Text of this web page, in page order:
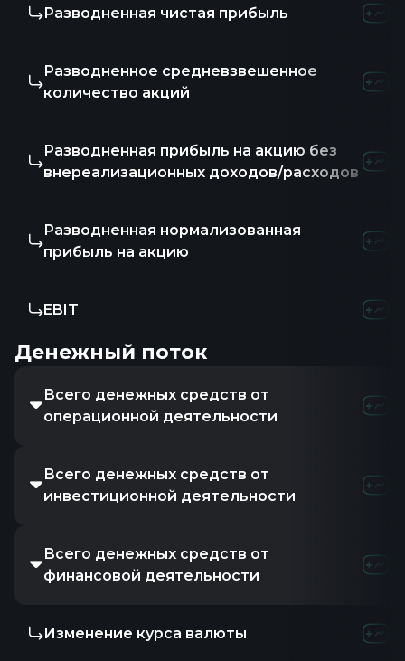
Разводненная чистая прибыль
Разводненное средневзвешенное
количество акций
Разводненная прибыль на акцию без
внереализационных доходов/расходов
Разводненная нормализованная
прибыль на акцию
EBIT
Денежный поток
Всего денежных средств от
операционной деятельности
Всего денежных средств от
инвестиционной деятельности
Всего денежных средств от
финансовой деятельности
Изменение курса валюты